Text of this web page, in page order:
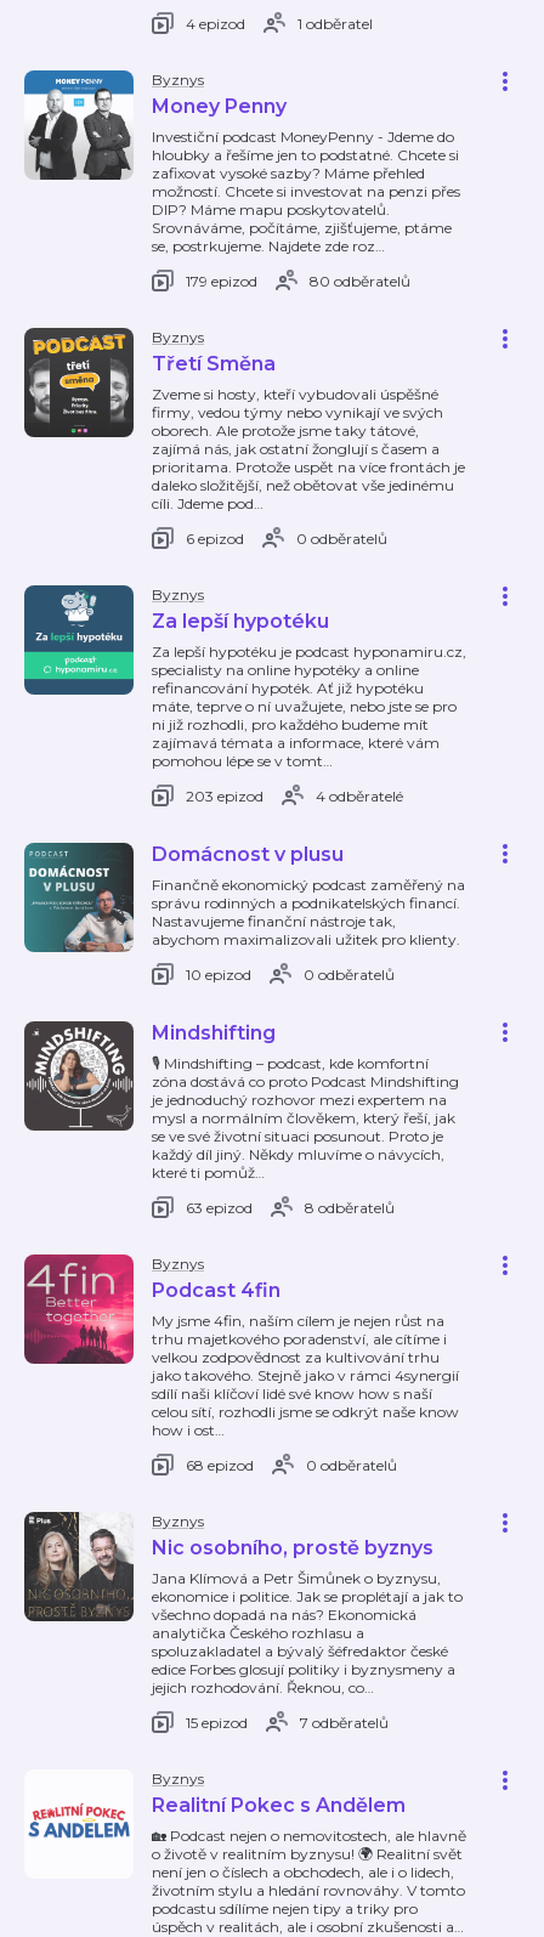
4 epizod 1 odběratel
Byznys
Money Penny
Investiční podcast MoneyPenny - Jdeme do
hloubky a řešíme jen to podstatné. Chcete si
zafixovat vysoké sazby? Máme přehled
možností. Chcete si investovat na penzi přes
DIP? Máme mapu poskytovatelů.
Srovnáváme, počítáme, zjišťujeme, ptáme
se, postrkujeme. Najdete zde roz…
179 epizod
80 odběratelů
Byznys
Třetí Směna
Zveme si hosty, kteří vybudovali úspěšné
firmy, vedou týmy nebo vynikají ve svých
oborech. Ale protože jsme taky tátové,
zajímá nás, jak ostatní žonglují s časem a
prioritama. Protože uspět na více frontách je
daleko složitější, než obětovat vše jedinému
cíli. Jdeme pod…
6 epizod
0 odběratelů
Byznys
Za lepší hypotéku
Za lepší hypotéku je podcast hyponamiru.cz,
specialisty na online hypotéky a online
refinancování hypoték. Ať již hypotéku
máte, teprve o ní uvažujete, nebo jste se pro
ni již rozhodli, pro každého budeme mít
zajímavá témata a informace, které vám
pomohou lépe se v tomt…
203 epizod
4 odběratelé
Domácnost v plusu
Finančně ekonomický podcast zaměřený na
správu rodinných a podnikatelských financí.
Nastavujeme finanční nástroje tak,
abychom maximalizovali užitek pro klienty.
10 epizod
0 odběratelů
Mindshifting
🎙 Mindshifting – podcast, kde komfortní
zóna dostává co proto Podcast Mindshifting
je jednoduchý rozhovor mezi expertem na
mysl a normálním člověkem, který řeší, jak
se ve své životní situaci posunout. Proto je
každý díl jiný. Někdy mluvíme o návycích,
které ti pomůž…
63 epizod
8 odběratelů
Byznys
Podcast 4fin
My jsme 4fin, naším cílem je nejen růst na
trhu majetkového poradenství, ale cítíme i
velkou zodpovědnost za kultivování trhu
jako takového. Stejně jako v rámci 4synergií
sdílí naši klíčoví lidé své know how s naší
celou sítí, rozhodli jsme se odkrýt naše know
how i ost…
68 epizod
0 odběratelů
Byznys
Nic osobního, prostě byznys
Jana Klímová a Petr Šimůnek o byznysu,
ekonomice i politice. Jak se proplétají a jak to
všechno dopadá na nás? Ekonomická
analytička Českého rozhlasu a
spoluzakladatel a bývalý šéfredaktor české
edice Forbes glosují politiky i byznysmeny a
jejich rozhodování. Řeknou, co…
15 epizod
7 odběratelů
Byznys
Realitní Pokec s Andělem
🏡 Podcast nejen o nemovitostech, ale hlavně
o životě v realitním byznysu! 🌍 Realitní svět
není jen o číslech a obchodech, ale i o lidech,
životním stylu a hledání rovnováhy. V tomto
podcastu sdílíme nejen tipy a triky pro
úspěch v realitách, ale i osobní zkušenosti a…